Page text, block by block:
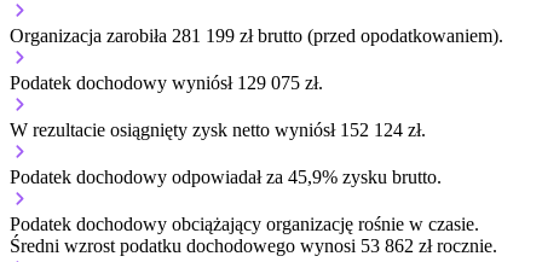
Organizacja zarobiła 281 199 zł brutto (przed opodatkowaniem).
Podatek dochodowy wyniósł 129 075 zł.
W rezultacie osiągnięty zysk netto wyniósł 152 124 zł.
Podatek dochodowy odpowiadał za 45,9% zysku brutto.
Podatek dochodowy obciążający organizację rośnie w czasie.
Średni wzrost podatku dochodowego wynosi 53 862 zł rocznie.